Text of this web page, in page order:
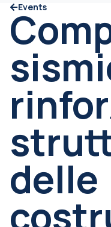
Events
delle